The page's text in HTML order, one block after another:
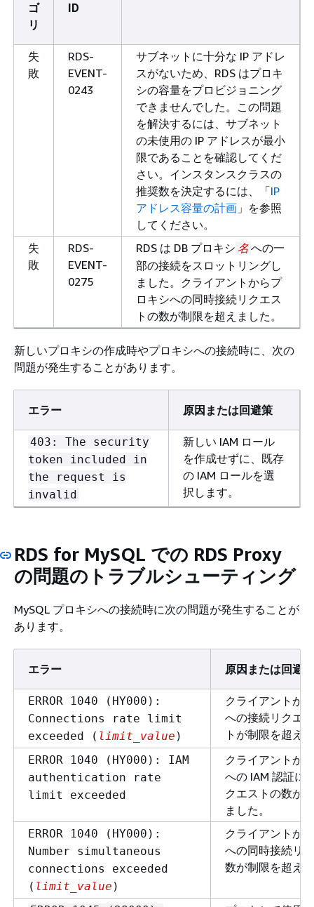
ゴ
リ
ID
失
敗
RDS-
EVENT-
0243
サブネットに十分な IP アドレ
スがないため、RDS はプロキ
シの容量をプロビジョニング
できませんでした。この問題
を解決するには、サブネット
の未使用の IP アドレスが最小
限であることを確認してくだ
さい。インスタンスクラスの
推奨数を決定するには、「IP
アドレス容量の計画 」を参照
してください。
失
敗
RDS-
EVENT-
0275
RDS は DB プロキシ 名への一
部の接続をスロットリングし
ました。クライアントからプ
ロキシへの同時接続リクエス
トの数が制限を超えました。
新しいプロキシの作成時やプロキシへの接続時に、次の
問題が発生することがあります。
エラー 原因または回避策
403: The security
token included in
the request is
invalid
新しい IAM ロール
を作成せずに、既存
の IAM ロールを選
択します。
RDS for MySQL での RDS Proxy
の問題のトラブルシューティング
MySQL プロキシへの接続時に次の問題が発生することが
あります。
エラー 原因または回避策
ERROR 1040 (HY000):
Connections rate limit
exceeded ( limit_value )
クライアントか
への接続リクエ
トが制限を超え
ERROR 1040 (HY000): IAM
authentication rate
limit exceeded
クライアントか
への IAM 認証に
クエストの数が
ました。
ERROR 1040 (HY000):
Number simultaneous
connections exceeded
( limit_value )
クライアントか
への同時接続リ
数が制限を超え